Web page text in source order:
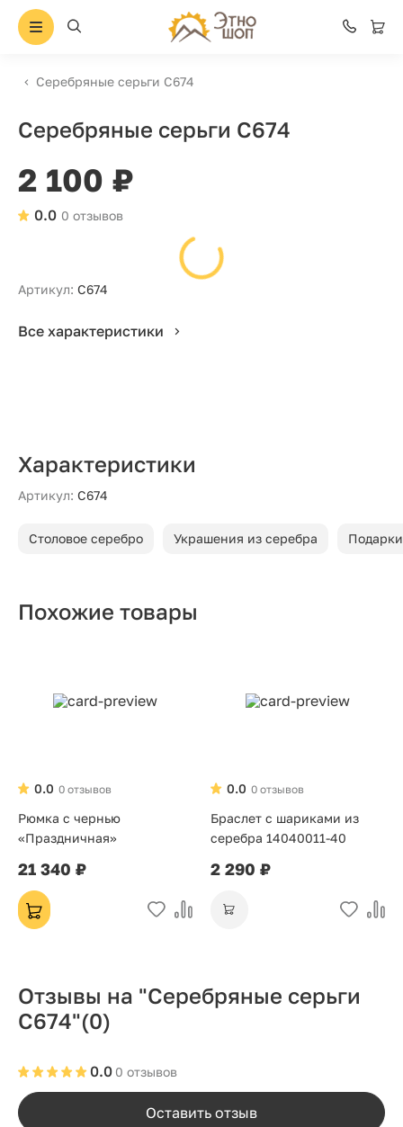
Серебряные серьги С674
Серебряные серьги С674
2 100 ₽
0 отзывов
0.0
Артикул: С674
Все характеристики
Характеристики
Артикул: С674
Столовое серебро Украшения из серебра
Похожие товары
0 отзывов
0.0
Рюмка с чернью
«Праздничная»
21 340 ₽
0 отзывов
0.0
Браслет с шариками из
серебра 14040011-40
2 290 ₽
Отзывы на "Серебряные серьги
С674"(0)
0 отзывов
0.0
Оставить отзыв